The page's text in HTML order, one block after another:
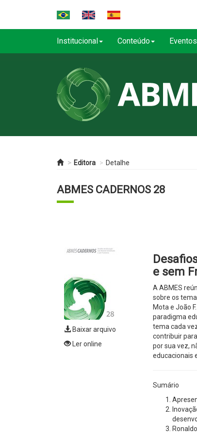
Institucional Conteúdo Eventos
Editora Detalhe
ABMES CADERNOS 28
Baixar arquivo
Ler online
e sem
A ABMES
sobre os
Mota e João
paradigma
tema cada
contribuir
por sua vez,
educacionais
Sumário